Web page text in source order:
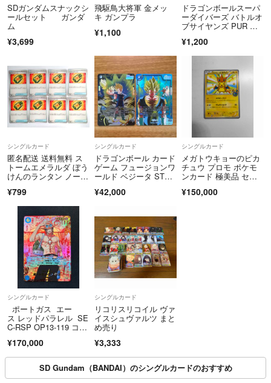
SDガンダムスナックシ
ールセット ガンダ
ム
¥3,699
飛駆鳥大将軍 金メッ
キ ガンプラ
¥1,100
ドラゴンボールスーパ
ーダイバーズ バトルオ
ブサイヤンズ PUR 孫
枚 即日発送
¥1,200
シングルカード
匿名配送 送料無料 ス
トームエメラルダ ぼう
けんのランタン ノーマ
¥799
シングルカード
ドラゴンボール カード
ゲーム フュージョンワ
ールド ベジータ ST01-
T01-070 SCR 2枚
¥42,000
シングルカード
メガトウキョーのピカ
チュウ プロモ ポケモ
ンカード 極美品 セン
¥150,000
シングルカード
ポートガス エー
ス レッドパラレル SE
C-RSP OP13-119 コミ
¥170,000
シングルカード
リコリスリコイル ヴァ
イスシュヴァルツ まと
め売り
¥3,333
SD Gundam（BANDAI）のシングルカードのおすすめ